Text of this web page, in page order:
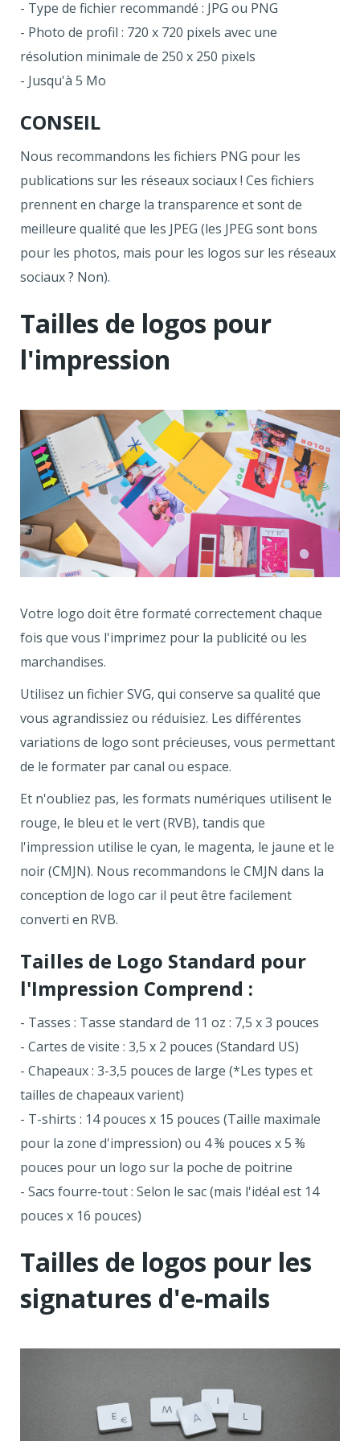
- Type de fichier recommandé : JPG ou PNG
- Photo de profil : 720 x 720 pixels avec une
résolution minimale de 250 x 250 pixels
- Jusqu'à 5 Mo
CONSEIL
Nous recommandons les fichiers PNG pour les
publications sur les réseaux sociaux ! Ces fichiers
prennent en charge la transparence et sont de
meilleure qualité que les JPEG (les JPEG sont bons
pour les photos, mais pour les logos sur les réseaux
sociaux ? Non).
Tailles de logos pour
l'impression
Votre logo doit être formaté correctement chaque
fois que vous l'imprimez pour la publicité ou les
marchandises.
Utilisez un fichier SVG, qui conserve sa qualité que
vous agrandissiez ou réduisiez. Les différentes
variations de logo sont précieuses, vous permettant
de le formater par canal ou espace.
Et n'oubliez pas, les formats numériques utilisent le
rouge, le bleu et le vert (RVB), tandis que
l'impression utilise le cyan, le magenta, le jaune et le
noir (CMJN). Nous recommandons le CMJN dans la
conception de logo car il peut être facilement
converti en RVB.
Tailles de Logo Standard pour
l'Impression Comprend :
- Tasses : Tasse standard de 11 oz : 7,5 x 3 pouces
- Cartes de visite : 3,5 x 2 pouces (Standard US)
- Chapeaux : 3-3,5 pouces de large (*Les types et
tailles de chapeaux varient)
- T-shirts : 14 pouces x 15 pouces (Taille maximale
pour la zone d'impression) ou 4 ⅜ pouces x 5 ⅜
pouces pour un logo sur la poche de poitrine
- Sacs fourre-tout : Selon le sac (mais l'idéal est 14
pouces x 16 pouces)
Tailles de logos pour les
signatures d'e-mails